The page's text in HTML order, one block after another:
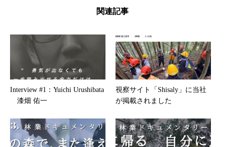
関連記事
Interview #1：Yuichi Urushibata
漆畑 佑一
視察サイト「Shisaly」に当社
が掲載されました